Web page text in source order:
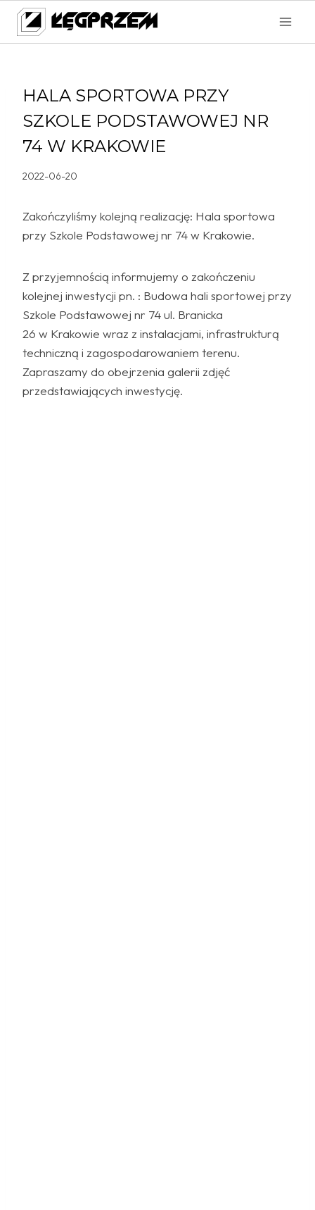
Przejdź
treści
HALA SPORTOWA PRZY
SZKOLE PODSTAWOWEJ NR
74 W KRAKOWIE
2022-06-20
Zakończyliśmy kolejną realizację: Hala sportowa
przy Szkole Podstawowej nr 74 w Krakowie.
Z przyjemnością informujemy o zakończeniu
kolejnej inwestycji pn. : Budowa hali sportowej przy
Szkole Podstawowej nr 74 ul. Branicka
26 w Krakowie wraz z instalacjami, infrastrukturą
techniczną i zagospodarowaniem terenu.
Zapraszamy do obejrzenia galerii zdjęć
przedstawiających inwestycję.